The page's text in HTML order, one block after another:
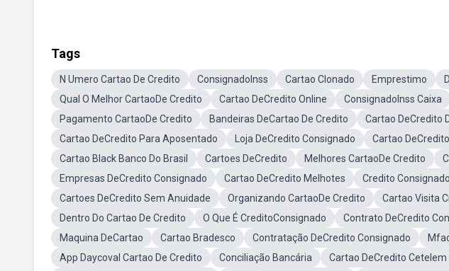
Tags
N Umero Cartao De Credito ConsignadoInss Cartao Clonado Emprestimo
Qual O Melhor CartaoDe Credito
Cartao DeCredito Online ConsignadoInss Caixa
Pagamento CartaoDe Credito
Bandeiras DeCartao De Credito
Cartao DeCredito
Cartao DeCredito Para Aposentado
Loja DeCredito Consignado
Cartao
Cartao Black Banco Do Brasil
Cartoes DeCredito Melhores CartaoDe Credito
Empresas DeCredito Consignado
Cartao DeCredito Melhotes
Credito
Cartoes DeCredito Sem Anuidade
Organizando CartaoDe Credito Cartao Visita
Dentro Do Cartao De Credito
O Que É CreditoConsignado Contrato DeCredito
Maquina DeCartao
Cartao Bradesco Contratação DeCredito Consignado
App Daycoval Cartao De Credito
Conciliação Bancária Cartao DeCredito Cetelem